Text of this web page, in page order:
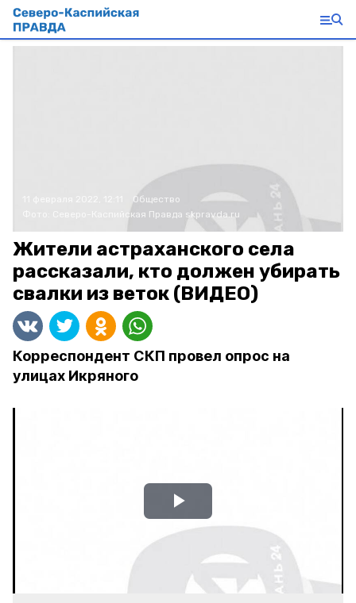
Общество
Северо-Каспийская Правда skpravda.ru
Жители астраханского села
рассказали, кто должен убирать
свалки из веток (ВИДЕО)
Корреспондент СКП провел опрос на
улицах Икряного
Play
Video